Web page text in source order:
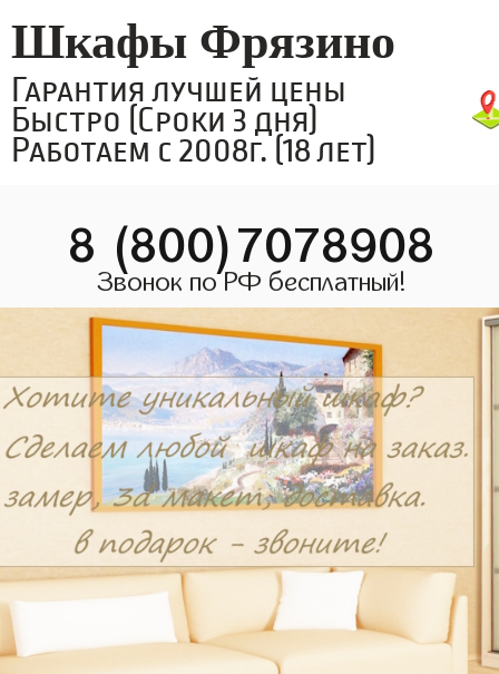
Шкафы Фрязино
Гарантия лучшей цены
Быстро (Сроки 3 дня)
Работаем с 2008г. (18 лет)
8 (800)7078908
Звонок по РФ бесплатный!